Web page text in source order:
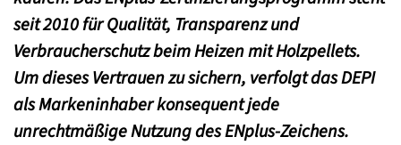
seit 2010 für Qualität, Transparenz und
Verbraucherschutz beim Heizen mit Holzpellets.
Um dieses Vertrauen zu sichern, verfolgt das DEPI
als Markeninhaber konsequent jede
unrechtmäßige Nutzung des ENplus-Zeichens.